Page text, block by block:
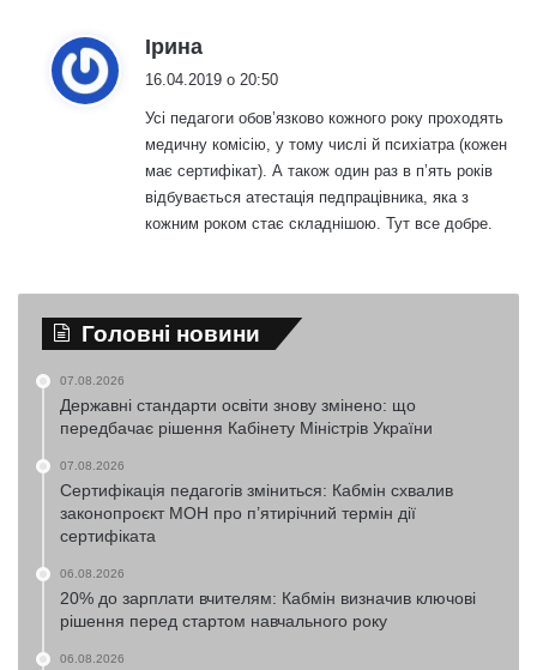
Ірина
16.04.2019 о 20:50
Усі педагоги обов’язково кожного року проходять
медичну комісію, у тому числі й психіатра (кожен
має сертифікат). А також один раз в п’ять років
відбувається атестація педпрацівника, яка з
кожним роком стає складнішою. Тут все добре.
Головні новини
07.08.2026
Державні стандарти освіти знову змінено: що
передбачає рішення Кабінету Міністрів України
07.08.2026
Сертифікація педагогів зміниться: Кабмін схвалив
законопроєкт МОН про п’ятирічний термін дії
сертифіката
06.08.2026
20% до зарплати вчителям: Кабмін визначив ключові
рішення перед стартом навчального року
06.08.2026